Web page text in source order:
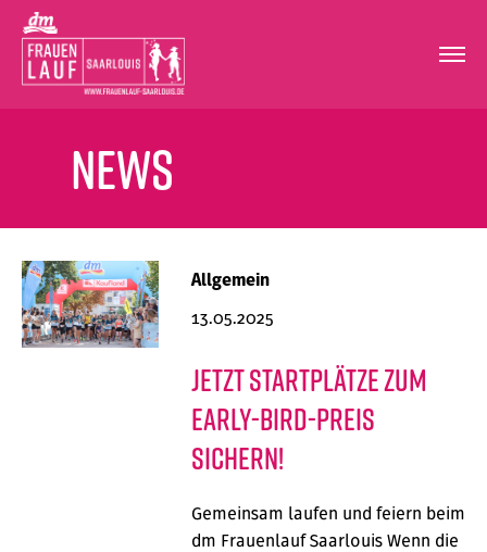
News
Allgemein
13.05.2025
Jetzt Startplätze zum
Early-Bird-Preis
sichern!
Gemeinsam laufen und feiern beim
dm Frauenlauf Saarlouis Wenn die